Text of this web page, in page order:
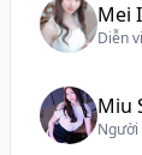
Mei
Diễn
Miu
Người